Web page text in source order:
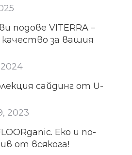
подове VITERRA –
за вашия
сайдинг от U-
2023
Еко и по-
от всякога!